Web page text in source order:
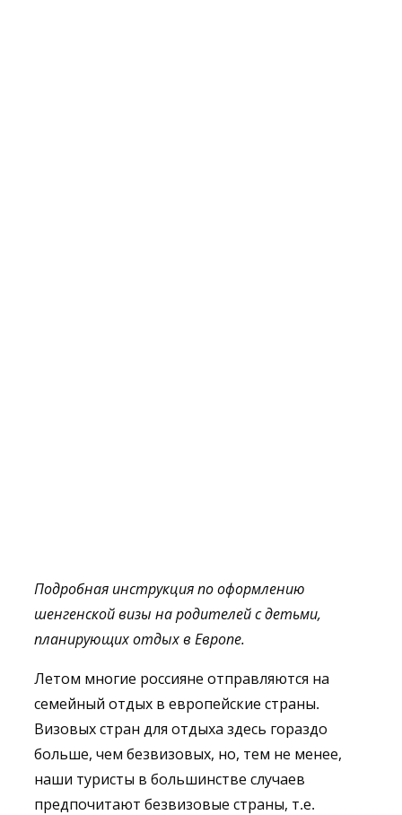
Подробная инструкция по оформлению
шенгенскойвизы народителейс детьми,
планирующихотдыхв Европе.
Летом многие россияне отправляются на
семейный отдых в европейские страны.
Визовых стран для отдыха здесь гораздо
больше, чем безвизовых, но, тем не менее,
наши туристы в большинстве случаев
предпочитают безвизовые страны, т.е.